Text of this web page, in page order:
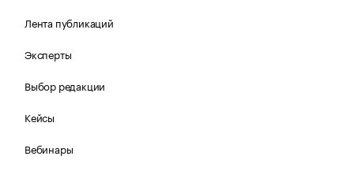
Лента публикаций
Эксперты
Выбор редакции
Кейсы
Вебинары